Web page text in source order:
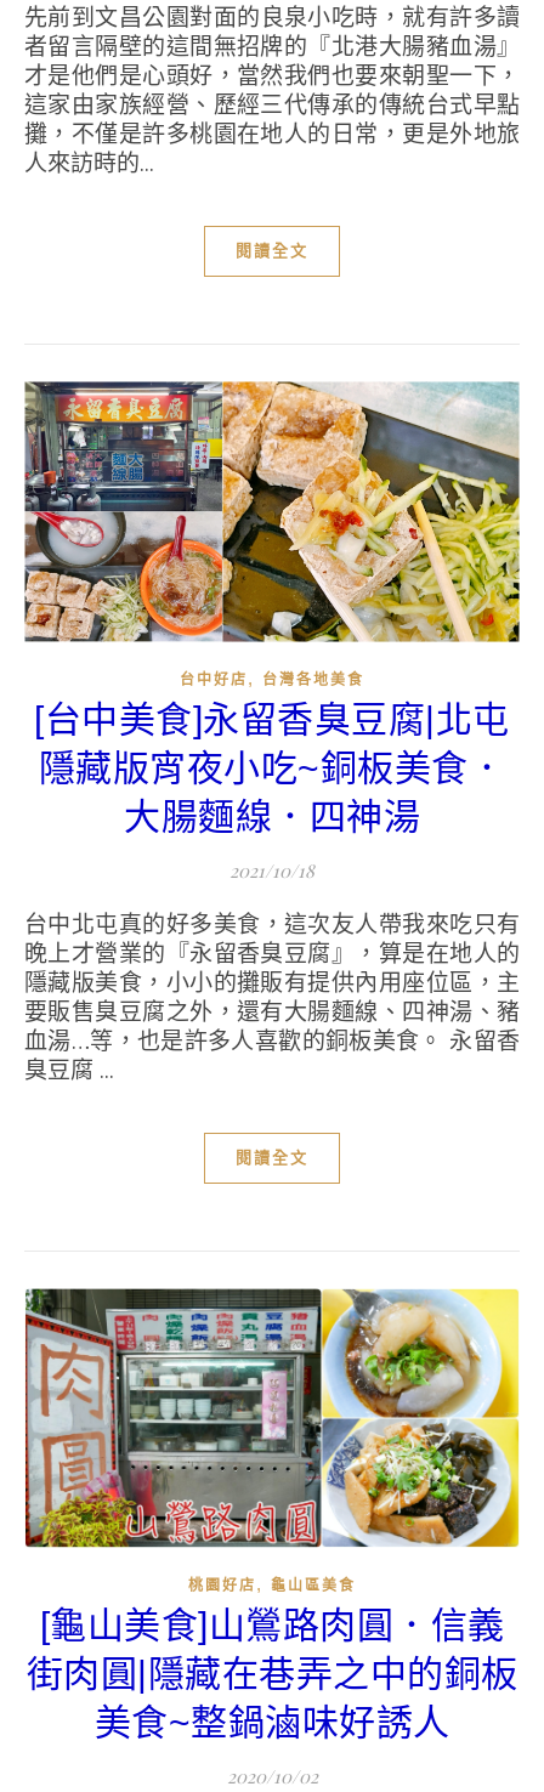
先前到文昌公園對面的良泉小吃時，就有許多讀
者留言隔壁的這間無招牌的『北港大腸豬血湯』
才是他們是心頭好，當然我們也要來朝聖一下，
這家由家族經營、歷經三代傳承的傳統台式早點
攤，不僅是許多桃園在地人的日常，更是外地旅
人來訪時的...
閱讀全文
台中好店 , 台灣各地美食
[台中美食]永留香臭豆腐|北屯
隱藏版宵夜小吃~銅板美食．
大腸麵線．四神湯
2021/10/18
台中北屯真的好多美食，這次友人帶我來吃只有
晚上才營業的『永留香臭豆腐』，算是在地人的
隱藏版美食，小小的攤販有提供內用座位區，主
要販售臭豆腐之外，還有大腸麵線、四神湯、豬
血湯…等，也是許多人喜歡的銅板美食。 永留香
臭豆腐 ...
閱讀全文
桃園好店 , 龜山區美食
[龜山美食]山鶯路肉圓．信義
街肉圓|隱藏在巷弄之中的銅板
美食~整鍋滷味好誘人
2020/10/02